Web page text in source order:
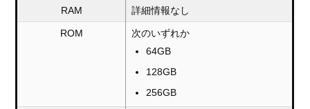
RAM 詳細情報なし
ROM
次のいずれか
64GB
128GB
256GB